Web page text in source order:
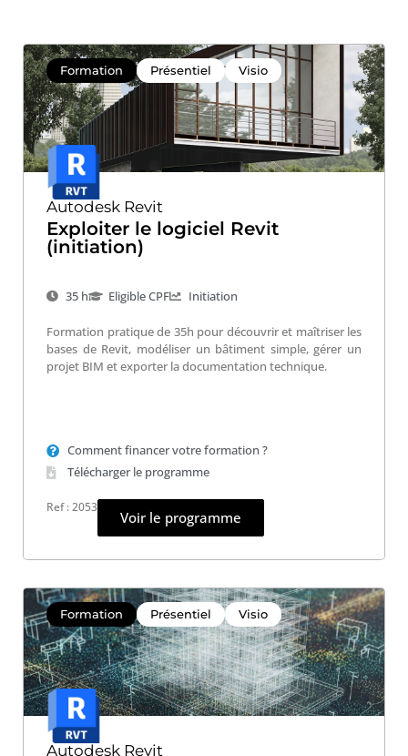
Formation Présentiel Visio
Autodesk Revit
Exploiter le logiciel Revit
(initiation)
35 h Eligible CPF Initiation
Formation pratique de 35h pour découvrir et maîtriser les
bases de Revit, modéliser un bâtiment simple, gérer un
projet BIM et exporter la documentation technique.
Comment financer votre formation ?
Télécharger le programme
Ref : 2053
Voir le programme
Formation Présentiel Visio
Autodesk Revit